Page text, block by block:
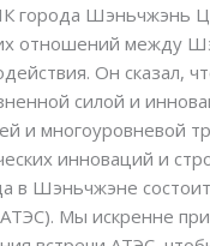
города Шэньчжэнь
отношений между
Он сказал,
силой и
и многоуровневой
инноваций и
в Шэньчжэне
Мы искренне